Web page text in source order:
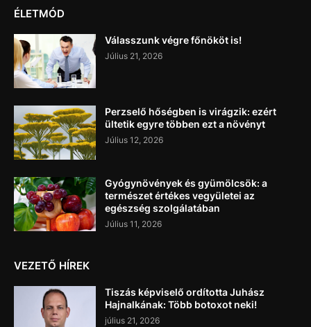
ÉLETMÓD
Válasszunk végre főnököt is!
Július 21, 2026
Perzselő hőségben is virágzik: ezért
ültetik egyre többen ezt a növényt
Július 12, 2026
Gyógynövények és gyümölcsök: a
természet értékes vegyületei az
egészség szolgálatában
Július 11, 2026
VEZETŐ HÍREK
Tiszás képviselő ordította Juhász
Hajnalkának: Több botoxot neki!
július 21, 2026